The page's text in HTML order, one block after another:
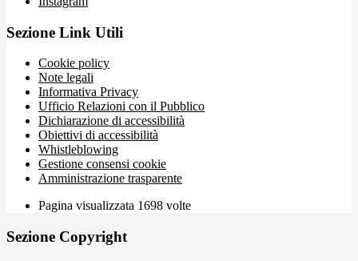
Sezione Link Utili
Cookie policy
Note legali
Informativa Privacy
Ufficio Relazioni con il Pubblico
Dichiarazione di accessibilità
Obiettivi di accessibilità
Whistleblowing
Gestione consensi cookie
Amministrazione trasparente
Pagina visualizzata 1698 volte
Sezione Copyright